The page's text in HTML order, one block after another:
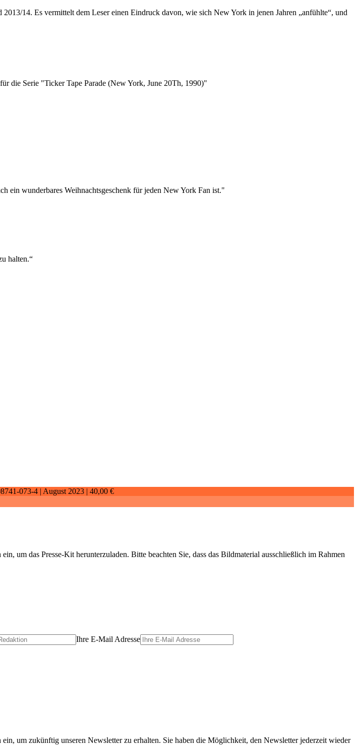
14. Es vermittelt dem Leser einen Eindruck davon, wie sich New York in jenen Jahren „anfühlte“, und
die Serie "Ticker Tape Parade (New York, June 20Th, 1990)"
ein wunderbares Weihnachtsgeschenk für jeden New York Fan ist."
halten.“
073-4 | August 2023 | 40,00 €
um das Presse-Kit herunterzuladen. Bitte beachten Sie, dass das Bildmaterial ausschließlich im Rahmen
Ihre E-Mail Adresse
um zukünftig unseren Newsletter zu erhalten. Sie haben die Möglichkeit, den Newsletter jederzeit wieder